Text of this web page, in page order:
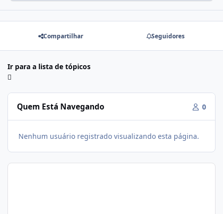
Compartilhar Seguidores
Ir para a lista de tópicos
Quem Está Navegando 0
Nenhum usuário registrado visualizando esta página.